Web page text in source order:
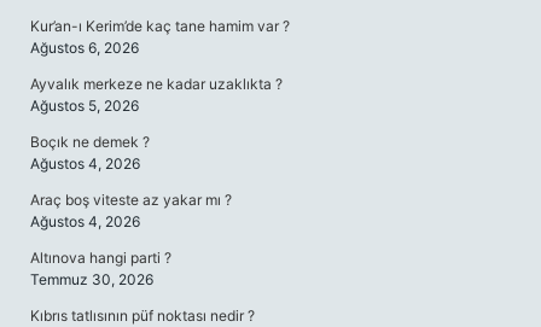
Kur’an-ı Kerim’de kaç tane hamim var ?
Ağustos 6, 2026
Ayvalık merkeze ne kadar uzaklıkta ?
Ağustos 5, 2026
Boçık ne demek ?
Ağustos 4, 2026
Araç boş viteste az yakar mı ?
Ağustos 4, 2026
Altınova hangi parti ?
Temmuz 30, 2026
Kıbrıs tatlısının püf noktası nedir ?